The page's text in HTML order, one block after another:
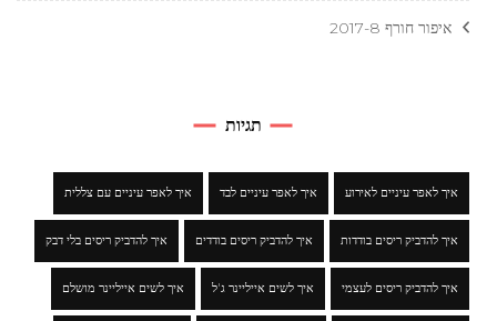
איפור חורף 2017-8
תגיות
איך לאפר עיניים לאירוע איך לאפר עיניים לבד איך לאפר עיניים עם צללית
איך להדביק ריסים בודדות איך להדביק ריסים בודדים איך להדביק ריסים בלי דבק
איך להדביק ריסים לעצמי איך לשים אייליינר ג'ל איך לשים אייליינר מושלם